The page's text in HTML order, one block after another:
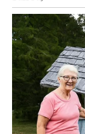
početku.”
Mart je za tebe
znakove kroz
slučajnosti –
U ljubavi, otvori